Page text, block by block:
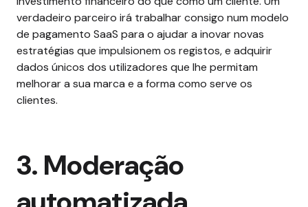
verdadeiro parceiro irá trabalhar consigo num modelo
de pagamento SaaS para o ajudar a inovar novas
estratégias que impulsionem os registos, e adquirir
dados únicos dos utilizadores que lhe permitam
melhorar a sua marca e a forma como serve os
clientes.
3. Moderação